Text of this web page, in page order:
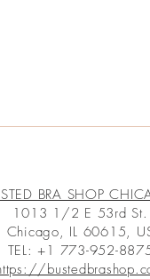
BRA SHOP
1013 1/2 E 53rd St.
Chicago, IL 60615,
TEL:+1 773-952-